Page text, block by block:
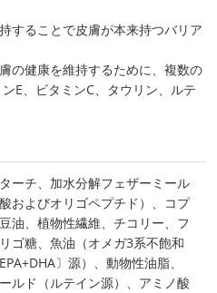
することで皮膚が本来持つバリア
の健康を維持するために、複数の
E、ビタミンC、タウリン、ルテ
ーチ、加水分解フェザーミール
酸およびオリゴペプチド）、コプ
油、植物性繊維、チコリー、フ
ゴ糖、魚油（オメガ3系不飽和
〕源）、動物性油脂、
ルド（ルテイン源）、アミノ酸